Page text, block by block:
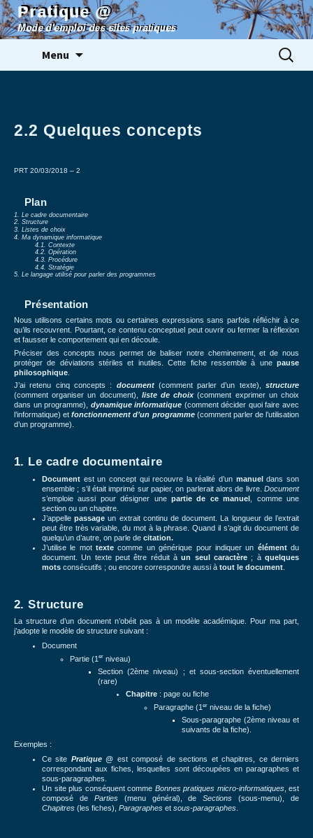
Pratique @
Mode d'emploi des sites pratiques
Menu
2.2 Quelques concepts
PRT 20/03/2018 – 2
Plan
1. Le cadre documentaire
2. Structure
3. Listes de choix
4. Ma dynamique informatique
4.1. Contexte
4.2. Opération
4.3. Procédure
4.4. Stratégie
5. Le langage utilisé pour parler des programmes
Présentation
Nous utilisons certains mots ou certaines expressions sans parfois réfléchir à ce
qu’ils recouvrent. Pourtant, ce contenu conceptuel peut ouvrir ou fermer la réflexion
et fausser le comportement qui en découle.
Préciser des concepts nous permet de baliser notre cheminement, et de nous
protéger de déviations stériles et inutiles. Cette fiche ressemble à une pause
philosophique
J’ai retenu cinq concepts : document(comment parler d’un texte), structure
(comment organiser un document), liste de choix (comment exprimer un choix
dans un programme), dynamique informatique (comment décider quoi faire avec
l’informatique) etfonctionnement d’un programme (comment parler de l’utilisation
d’un programme).
1. Le cadre documentaire
Document est un concept qui recouvre la réalité d’un manuel dans son
ensemble ; s’il était imprimé sur papier, on parlerait alors de livre. Document
s’emploie aussi pour désigner une partie de ce manuel
, comme une
section ou un chapitre.
J’appellepassage un extrait continu de document. La longueur de l’extrait
peut être très variable, du mot à la phrase. Quand il s’agit du document de
quelqu’un d’autre, on parle de citation.
J’utilise le mottexte comme un générique pour indiquer un élémentdu
document. Un texte peut être réduit àun seul caractère ; àquelques
mots consécutifs ; ou encore correspondre aussi à tout le document
2. Structure
La structure d’un document n’obéit pas à un modèle académique. Pour ma part,
j’adopte le modèle de structure suivant :
Document
Partie (1 er niveau)
Section (2ème niveau) ; et sous-section éventuellement
(rare)
Chapitre : page ou fiche
Paragraphe (1 er niveau de la fiche)
Sous-paragraphe (2ème niveau et
suivants de la fiche).
Exemples :
Ce site Pratique @ est composé de sections et chapitres, ce derniers
correspondant aux fiches, lesquelles sont découpées en paragraphes et
sous-paragraphes.
Un site plus conséquent comme Bonnes pratiques micro-informatiques, est
composé de Parties(menu général), deSections (sous-menu), de
Chapitres (les fiches), Paragraphes et sous-paragraphes